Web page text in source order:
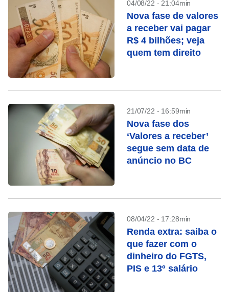
04/08/22 - 21:04min
Nova fase de valores
a receber vai pagar
R$ 4 bilhões; veja
quem tem direito
21/07/22 - 16:59min
Nova fase dos
‘Valores a receber’
segue sem data de
anúncio no BC
08/04/22 - 17:28min
Renda extra: saiba o
que fazer com o
dinheiro do FGTS,
PIS e 13º salário